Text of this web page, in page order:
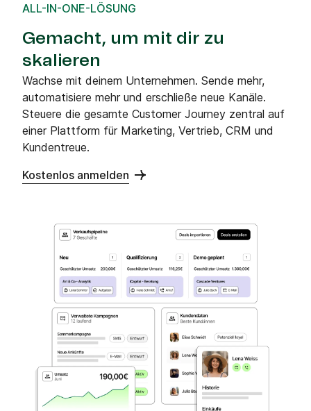
ALL-IN-ONE-LÖSUNG
Gemacht, um mit dir zu
skalieren
Wachse mit deinem Unternehmen. Sende mehr,
automatisiere mehr und erschließe neue Kanäle.
Steuere die gesamte Customer Journey zentral auf
einer Plattform für Marketing, Vertrieb, CRM und
Kundentreue.
Kostenlos anmelden